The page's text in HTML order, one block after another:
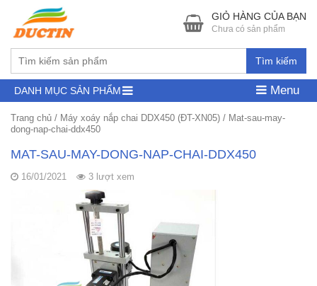
Tìm kiếm
GIỎ HÀNG CỦA BẠN
Chưa có sản phẩm
DANH MỤC SẢN PHẨM Menu
Trang chủ / Máy xoáy nắp chai DDX450 (ĐT-XN05) / Mat-sau-may-
dong-nap-chai-ddx450
MAT-SAU-MAY-DONG-NAP-CHAI-DDX450
16/01/2021 3 lượt xem